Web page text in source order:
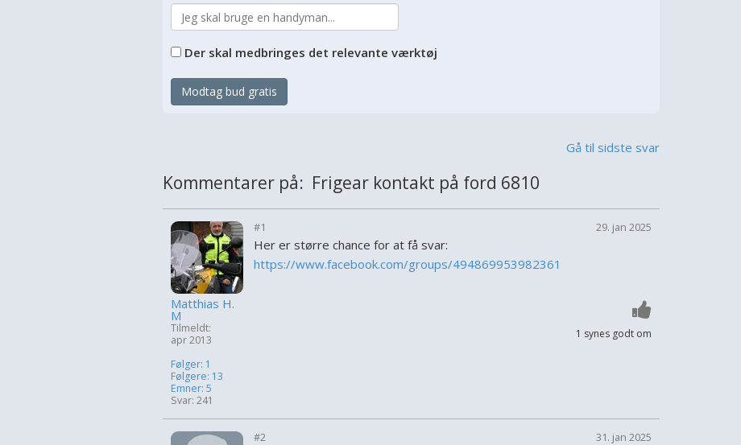
Der skal medbringes det relevante værktøj
Modtag bud gratis
Gå til sidste svar
Kommentarer på: Frigear kontakt på ford 6810
Matthias H.
M
Tilmeldt:
apr 2013
Følger: 1
Følgere: 13
Emner: 5
Svar: 241
#1 29. jan 2025
Her er større chance for at få svar:
https://www.facebook.com/groups/494869953982361
1 synes godt om
#2 31. jan 2025